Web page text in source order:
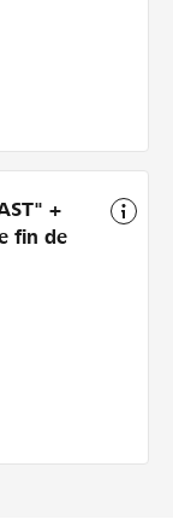
+
fin de